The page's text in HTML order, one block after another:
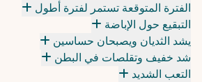
الفترة المتوقعة تستمر لفترة أطول
التبقيع حول الإباضة
يشد الثديان ويصبحان حساسين
شد خفيف وتقلصات في البطن
التعب الشديد